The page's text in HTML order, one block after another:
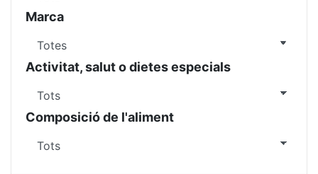
Marca
Activitat, salut o dietes especials
Composició de l'aliment